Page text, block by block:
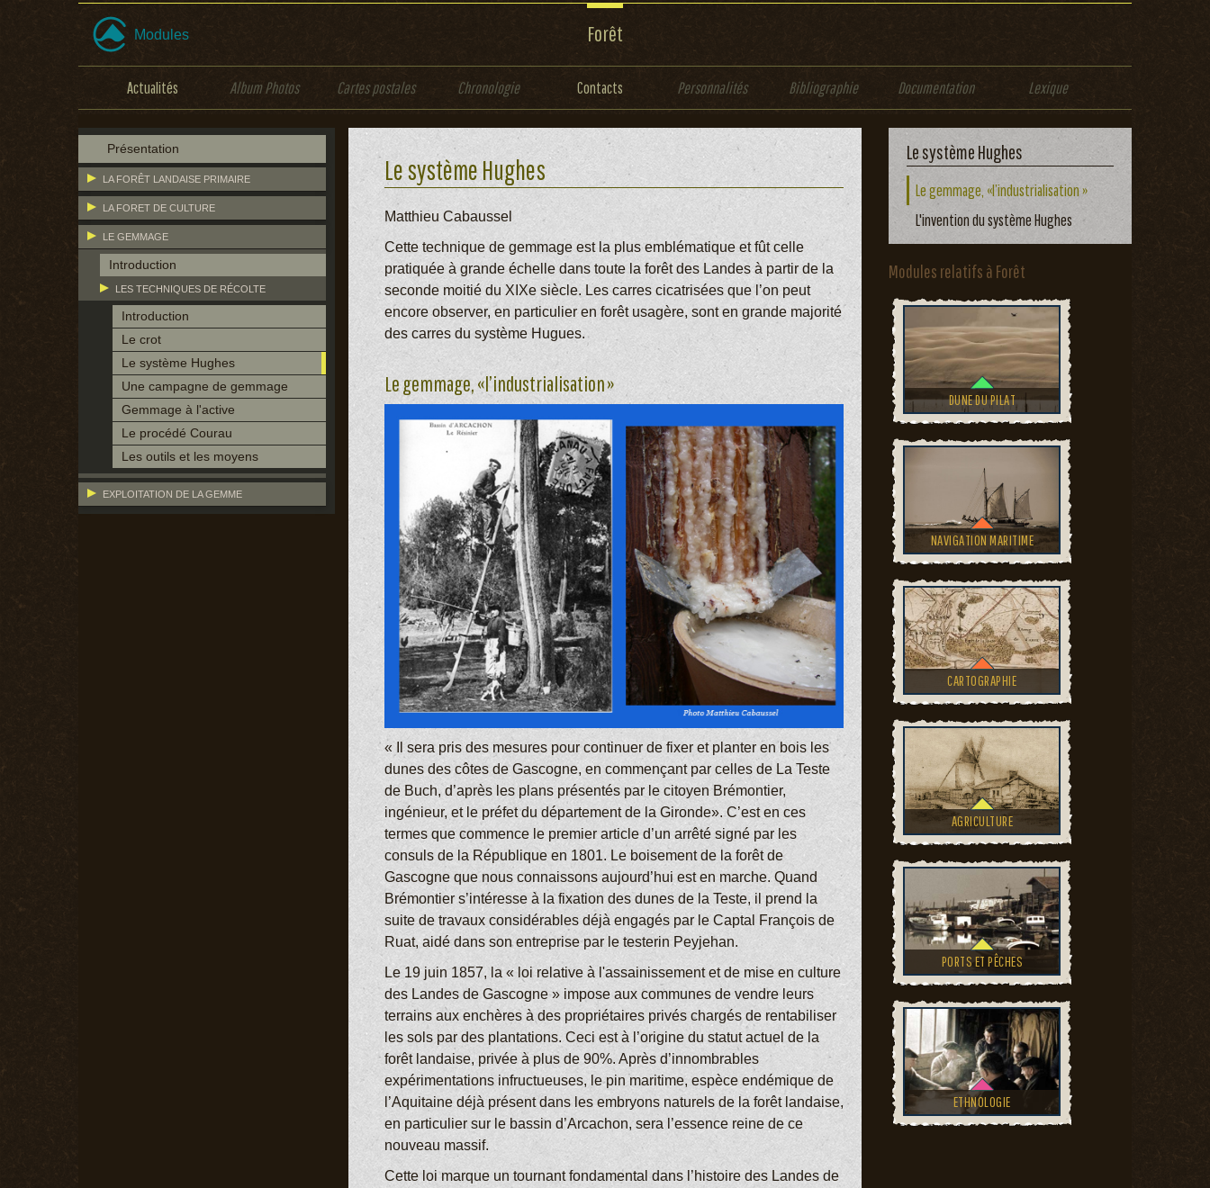
Modules Forêt
Actualités Album Photos Cartes postales Chronologie Contacts Personnalités Bibliographie Documentation Lexique
Présentation
LA FORÊT LANDAISE PRIMAIRE
LA FORET DE CULTURE
LE GEMMAGE
Introduction
LES TECHNIQUES DE RÉCOLTE
Introduction
Le crot
Le système Hughes
Une campagne de gemmage
Gemmage à l'active
Le procédé Courau
Les outils et les moyens
EXPLOITATION DE LA GEMME
Le système Hughes
Matthieu Cabaussel
Cette technique de gemmage est la plus emblématique et fût celle
pratiquée à grande échelle dans toute la forêt des Landes à partir de la
seconde moitié du XIXe siècle. Les carres cicatrisées que l’on peut
encore observer, en particulier en forêt usagère, sont en grande majorité
des carres du système Hugues.
Le gemmage, «l’industrialisation »
« Il sera pris des mesures pour continuer de fixer et planter en bois les
dunes des côtes de Gascogne, en commençant par celles de La Teste
de Buch, d’après les plans présentés par le citoyen Brémontier,
ingénieur, et le préfet du département de la Gironde». C’est en ces
termes que commence le premier article d’un arrêté signé par les
consuls de la République en 1801. Le boisement de la forêt de
Gascogne que nous connaissons aujourd’hui est en marche. Quand
Brémontier s’intéresse à la fixation des dunes de la Teste, il prend la
suite de travaux considérables déjà engagés par le Captal François de
Ruat, aidé dans son entreprise par le testerin Peyjehan.
Le 19 juin 1857, la « loi relative à l'assainissement et de mise en culture
des Landes de Gascogne » impose aux communes de vendre leurs
terrains aux enchères à des propriétaires privés chargés de rentabiliser
les sols par des plantations. Ceci est à l’origine du statut actuel de la
forêt landaise, privée à plus de 90%. Après d’innombrables
expérimentations infructueuses, le pin maritime, espèce endémique de
l’Aquitaine déjà présent dans les embryons naturels de la forêt landaise,
en particulier sur le bassin d’Arcachon, sera l’essence reine de ce
nouveau massif.
Cette loi marque un tournant fondamental dans l’histoire des Landes de
Le système Hughes
Le gemmage, «l’industrialisation »
L'invention du système Hughes
Modules relatifs à Forêt
DUNE DU PILAT
NAVIGATION MARITIME
CARTOGRAPHIE
AGRICULTURE
PORTS ET PÊCHES
ETHNOLOGIE